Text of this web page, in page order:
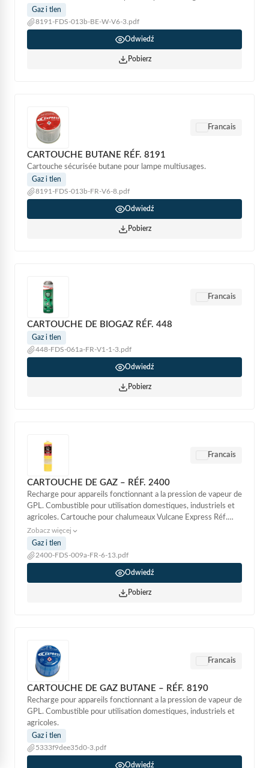
Gaz i tlen
8191-FDS-013b-BE-W-V6-3.pdf
Odwiedź
Pobierz
Francais
CARTOUCHE BUTANE RÉF. 8191
Cartouche sécurisée butane pour lampe multiusages.
Gaz i tlen
8191-FDS-013b-FR-V6-8.pdf
Odwiedź
Pobierz
Francais
CARTOUCHE DE BIOGAZ RÉF. 448
Gaz i tlen
448-FDS-061a-FR-V1-1-3.pdf
Odwiedź
Pobierz
Francais
CARTOUCHE DE GAZ – RÉF. 2400
Recharge pour appareils fonctionnant a la pression de vapeur de
GPL. Combustible pour utilisation domestiques, industriels et
agricoles. Cartouche pour chalumeaux Vulcane Express Réf.
G460,...
Zobacz więcej
Gaz i tlen
2400-FDS-009a-FR-6-13.pdf
Odwiedź
Pobierz
Francais
CARTOUCHE DE GAZ BUTANE – RÉF. 8190
Recharge pour appareils fonctionnant a la pression de vapeur de
GPL. Combustible pour utilisation domestiques, industriels et
agricoles.
Gaz i tlen
5333f9dee35d0-3.pdf
Odwiedź